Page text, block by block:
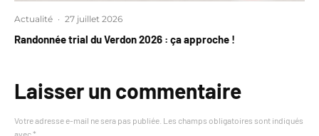
Actualité · 27 juillet 2026
Randonnée trial du Verdon 2026 : ça approche !
Laisser un commentaire
Votre adresse e-mail ne sera pas publiée. Les champs obligatoires sont indiqués
avec *